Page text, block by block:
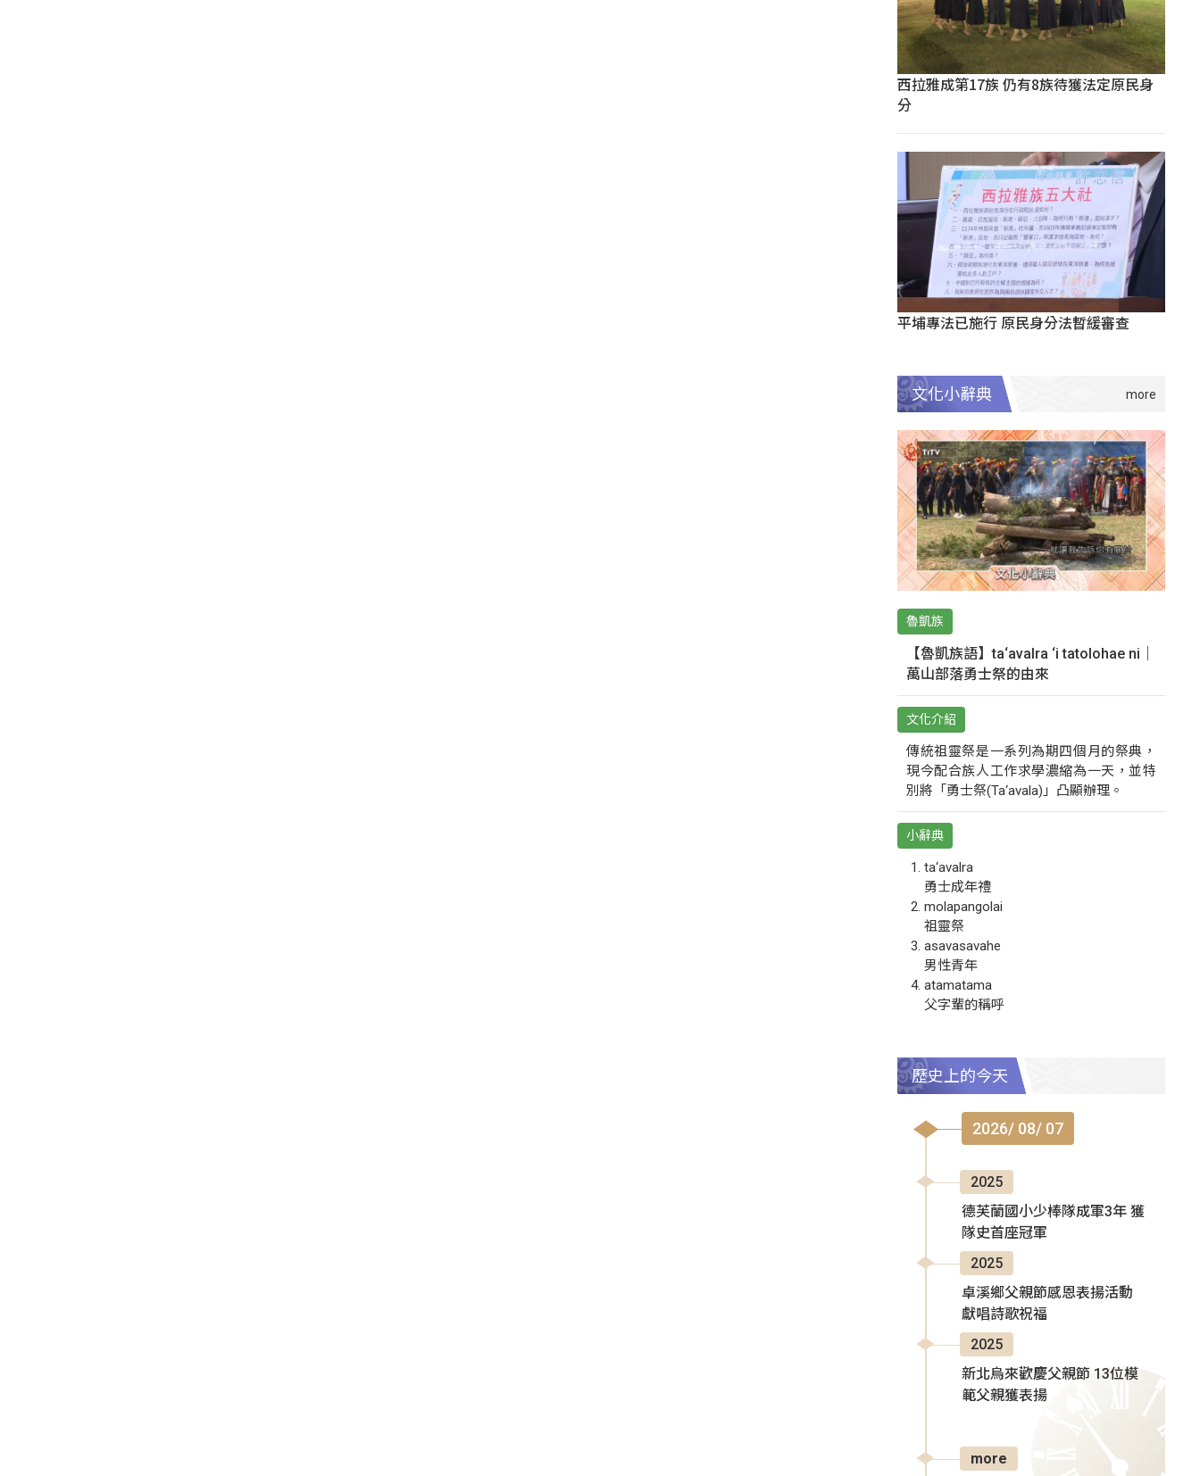
西拉雅成第17族 仍有8族待獲法定原民身
分
平埔專法已施行 原民身分法暫緩審查
文化小辭典
魯凱族
【魯凱族語】ta‘avalra ‘i tatolohae ni｜
萬山部落勇士祭的由來
文化介紹
傳統祖靈祭是一系列為期四個月的祭典，
現今配合族人工作求學濃縮為一天，並特
別將「勇士祭(Ta‘avala)」凸顯辦理。
小辭典
ta‘avalra
勇士成年禮
molapangolai
祖靈祭
asavasavahe
男性青年
atamatama
父字輩的稱呼
歷史上的今天
2026/ 08/ 07
2025
德芙蘭國小少棒隊成軍3年 獲
隊史首座冠軍
2025
卓溪鄉父親節感恩表揚活動
獻唱詩歌祝福
2025
新北烏來歡慶父親節 13位模
範父親獲表揚
more